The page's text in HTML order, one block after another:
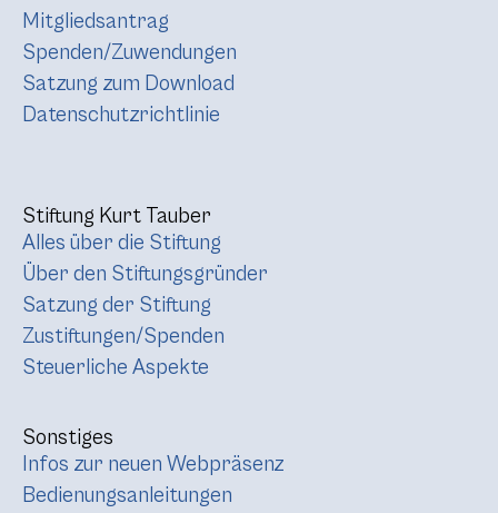
Mitgliedsantrag
Spenden/Zuwendungen
Satzung zum Download
Datenschutzrichtlinie
Stiftung Kurt Tauber
Alles über die Stiftung
Über den Stiftungsgründer
Satzung der Stiftung
Zustiftungen/Spenden
Steuerliche Aspekte
Sonstiges
Infos zur neuen Webpräsenz
Bedienungsanleitungen